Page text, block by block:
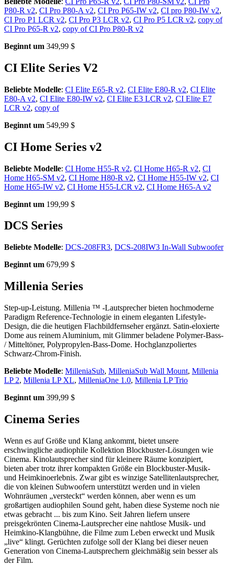
P80-R v2, CI Pro P80-A v2, CI Pro P65-IW v2, CI pro P80-IW v2,
CI Pro P1 LCR v2, CI Pro P3 LCR v2, CI Pro P5 LCR v2, copy of
CI Pro P65-R v2, copy of CI Pro P80-R v2
Beginnt um 349,99 $
CI Elite Series V2
Beliebte Modelle: CI Elite E65-R v2, CI Elite E80-R v2, CI Elite
E80-A v2, CI Elite E80-IW v2, CI Elite E3 LCR v2, CI Elite E7
LCR v2, copy of
Beginnt um 549,99 $
CI Home Series v2
Beliebte Modelle: CI Home H55-R v2, CI Home H65-R v2, CI
Home H65-SM v2, CI Home H80-R v2, CI Home H55-IW v2, CI
Home H65-IW v2, CI Home H55-LCR v2, CI Home H65-A v2
Beginnt um 199,99 $
DCS Series
Beliebte Modelle: DCS-208FR3, DCS-208IW3 In-Wall Subwoofer
Beginnt um 679,99 $
Millenia Series
Step-up-Leistung. Millenia ™ -Lautsprecher bieten hochmoderne
Paradigm Reference-Technologie in einem eleganten Lifestyle-
Design, die die heutigen Flachbildfernseher ergänzt. Satin-eloxierte
Dome aus reinem Aluminium, mit Glimmer beladene Polymer-Bass-
/ Mitteltöner, Polypropylen-Bass-Dome. Hochglanzpoliertes
Schwarz-Chrom-Finish.
Beliebte Modelle: MilleniaSub, MilleniaSub Wall Mount, Millenia
LP 2, Millenia LP XL, MilleniaOne 1.0, Millenia LP Trio
Beginnt um 399,99 $
Cinema Series
Wenn es auf Größe und Klang ankommt, bietet unsere
erschwingliche audiophile Kollektion Blockbuster-Lösungen wie
Cinema. Kinolautsprecher sind für kleinere Räume konzipiert,
bieten aber trotz ihrer kompakten Größe ein Blockbuster-Musik-
und Heimkinoerlebnis. Zwar gibt es winzige Satellitenlautsprecher,
die von kleinen Subwoofern unterstützt werden und in vielen
Wohnräumen „versteckt“ werden können, aber wenn es um
großartigen audiophilen Sound geht, haben diese Systeme noch nie
etwas gebracht ... bis zum Kino. Seit Jahren liefern unsere
preisgekrönten Cinema-Lautsprecher eine nahtlose Musik- und
Heimkino-Klangbühne, die Filme zum Leben erweckt und Musik
„live“ klingt. Gerüchten zufolge soll der Klang bei dieser neuen
Generation von Cinema-Lautsprechern gleichmäßig sein besser als
der Film.